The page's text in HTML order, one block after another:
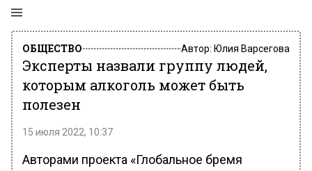
ОБЩЕСТВО Автор: Юлия Варсегова
Эксперты назвали группу людей,
которым алкоголь может быть
полезен
15 июля 2022, 10:37
Авторами проекта «Глобальное бремя